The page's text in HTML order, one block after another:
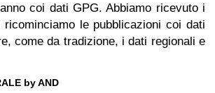
coi dati GPG. Abbiamo ricevuto i
le pubblicazioni coi dati
come da tradizione, i dati regionali e
byAND